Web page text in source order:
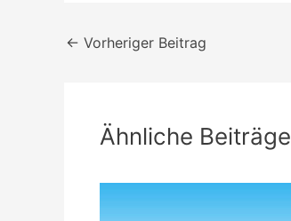
← Vorheriger Beitrag
Ähnliche Beiträge